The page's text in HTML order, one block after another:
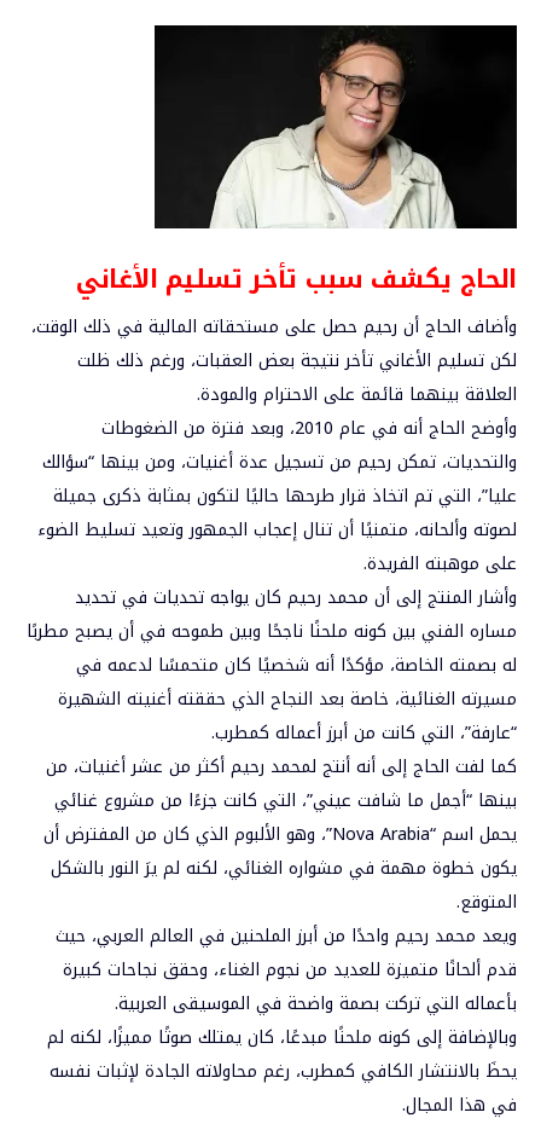
الحاج يكشف سبب تأخر تسليم الأغاني
وأضاف الحاج أن رحيم حصل على مستحقاته المالية في ذلك الوقت،
لكن تسليم الأغاني تأخر نتيجة بعض العقبات، ورغم ذلك ظلت
العلاقة بينهما قائمة على الاحترام والمودة.
وأوضح الحاج أنه في عام 2010، وبعد فترة من الضغوطات
والتحديات، تمكن رحيم من تسجيل عدة أغنيات، ومن بينها “سؤالك
عليا”، التي تم اتخاذ قرار طرحها حاليًا لتكون بمثابة ذكرى جميلة
لصوته وألحانه، متمنيًا أن تنال إعجاب الجمهور وتعيد تسليط الضوء
على موهبته الفريدة.
وأشار المنتج إلى أن محمد رحيم كان يواجه تحديات في تحديد
مساره الفني بين كونه ملحنًا ناجحًا وبين طموحه في أن يصبح مطربًا
له بصمته الخاصة، مؤكدًا أنه شخصيًا كان متحمسًا لدعمه في
مسيرته الغنائية، خاصة بعد النجاح الذي حققته أغنيته الشهيرة
“عارفة”، التي كانت من أبرز أعماله كمطرب.
كما لفت الحاج إلى أنه أنتج لمحمد رحيم أكثر من عشر أغنيات، من
بينها “أجمل ما شافت عيني”، التي كانت جزءًا من مشروع غنائي
يحمل اسم “Nova Arabia”، وهو الألبوم الذي كان من المفترض أن
يكون خطوة مهمة في مشواره الغنائي، لكنه لم يرَ النور بالشكل
المتوقع.
ويعد محمد رحيم واحدًا من أبرز الملحنين في العالم العربي، حيث
قدم ألحانًا متميزة للعديد من نجوم الغناء، وحقق نجاحات كبيرة
بأعماله التي تركت بصمة واضحة في الموسيقى العربية.
وبالإضافة إلى كونه ملحنًا مبدعًا، كان يمتلك صوتًا مميزًا، لكنه لم
يحظَ بالانتشار الكافي كمطرب، رغم محاولاته الجادة لإثبات نفسه
في هذا المجال.